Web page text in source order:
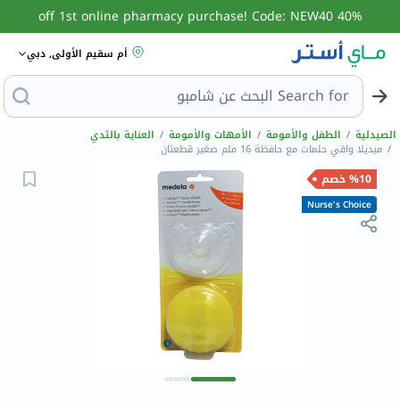
40% off 1st online pharmacy purchase! Code: NEW40
أم سقيم الأولى, دبي
Search for البح
الصيدلية / الطفل والأمومة / الأمهات والأمومة / العناية بالثدي
/ ميديلا واقي حلمات مع حافظة 16 ملم صغير قطعتان
%10 خصم
Nurse's Choice